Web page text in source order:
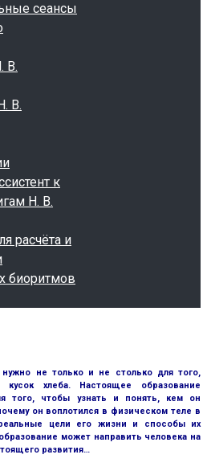
сеансы
В.
В.
к
Н. В.
расчёта и
биоритмов
нужно не только и не столько для того,
хлеба. Настоящее образование
того, чтобы узнать и понять, кем он
он воплотился в физическом теле в
цели его жизни и способы их
может направить человека на
развития…